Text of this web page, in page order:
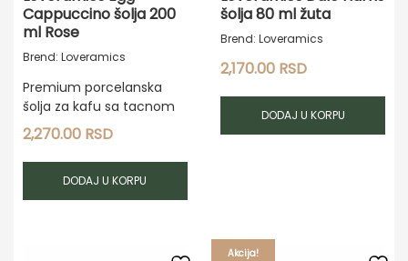
Cappuccino šolja 200
ml Rose
Brend: Loveramics
Premium porcelanska
šolja za kafu sa tacnom
2,270.00 RSD
DODAJ U KORPU
šolja 80 ml žuta
Brend: Loveramics
2,170.00 RSD
DODAJ U KORPU
Akcija!